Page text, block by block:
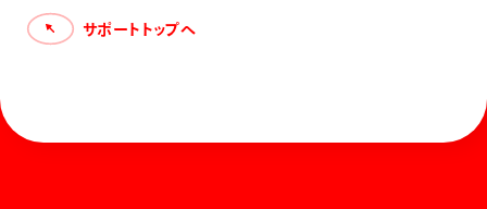
サポートトップへ